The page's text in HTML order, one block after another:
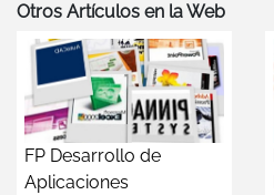
Otros Artículos en la Web
FP Desarrollo de
Aplicaciones